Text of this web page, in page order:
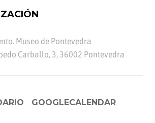
Museo de Pontevedra
Carballo, 3, 36002 Pontevedra
GOOGLECALENDAR